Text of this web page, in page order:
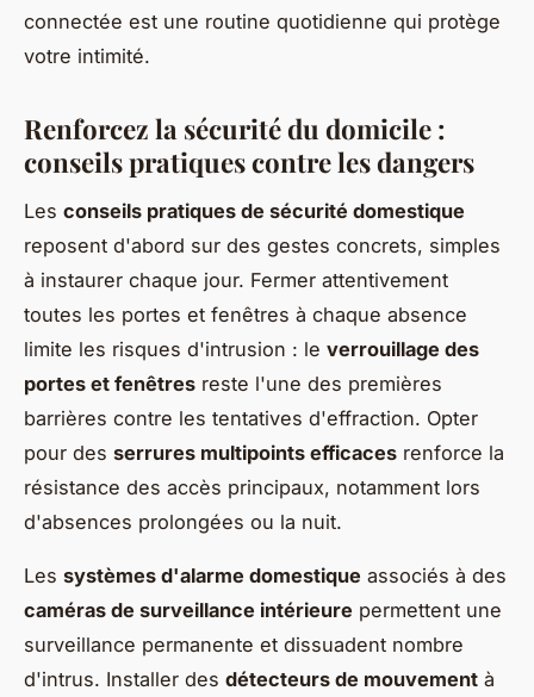
connectée est une routine quotidienne qui protège
votre intimité.
Renforcez la sécurité du domicile :
conseils pratiques contre les dangers
Les conseils pratiques de sécurité domestique
reposent d'abord sur des gestes concrets, simples
à instaurer chaque jour. Fermer attentivement
toutes les portes et fenêtres à chaque absence
limite les risques d'intrusion : le verrouillage des
portes et fenêtres reste l'une des premières
barrières contre les tentatives d'effraction. Opter
pour des serrures multipoints efficaces renforce la
résistance des accès principaux, notamment lors
d'absences prolongées ou la nuit.
Les systèmes d'alarme domestique associés à des
caméras de surveillance intérieure permettent une
surveillance permanente et dissuadent nombre
d'intrus. Installer des détecteurs de mouvement à